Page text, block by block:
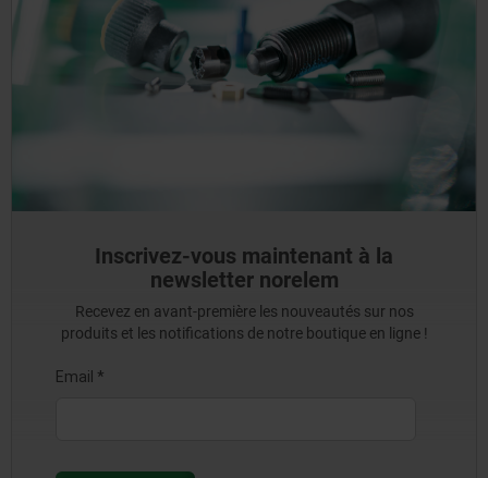
Inscrivez-vous maintenant à la
newsletter norelem
Recevez en avant-première les nouveautés sur nos
produits et les notifications de notre boutique en ligne !